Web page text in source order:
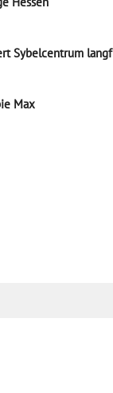
Sybelcentrum
Max